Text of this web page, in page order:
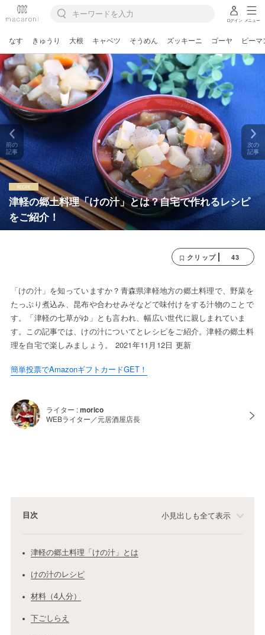
ログイン メニュー
なす きゅうり 大根 キャベツ そうめん ズッキーニ ゴーヤ ピーマ
津軽の郷土料理「けの汁」とは？自宅で作れるレシピ
をご紹介！
前の
記事
次の
記事
クリップ 43
「けの汁」を知っていますか？青森県津軽地方の郷土料理で、野菜を
たっぷり煮込み、昆布や合わせみそなどで味付けをする汁物のことで
す。「津軽の七草がゆ」とも言われ、幅広い世代に親しまれていま
す。この記事では、けの汁についてとレシピをご紹介。津軽の郷土料
理を自宅で楽しみましょう。 2021年11月12日 更新
簡単投票でAmazonギフトカードGET！
ライター :morico
WEBライター／元居酒屋店長
目次 小見出しも全て表示
津軽の郷土料理「けの汁」とは
けの汁のレシピ
材料（4人分）
下ごしらえ